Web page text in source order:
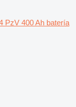
PzV 400 Ah batería